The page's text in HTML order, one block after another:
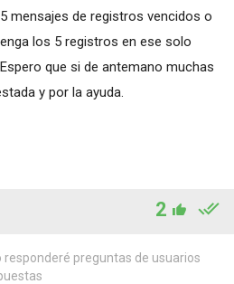
mensajes de registros vencidos o
los 5 registros en ese solo
que si de antemano muchas
y por la ayuda.
2
responderé preguntas de usuarios